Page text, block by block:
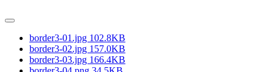
border3-01.jpg 102.8KB
border3-02.jpg 157.0KB
border3-03.jpg 166.4KB